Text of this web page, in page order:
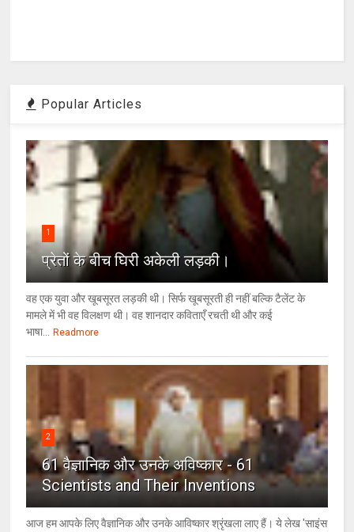
Popular Articles
1
प्रेतों के बीच घिरी अकेली लड़की।
वह एक युवा और खूबसूरत लड़की थी। सिर्फ खूबसूरती ही नहीं बल्कि टैलेंट के
मामले में भी वह विलक्षण थी। वह शानदार कविताएँ रचती थी और कई
भाषा...
Readmore
2
61 वैज्ञानिक और उनके अविष्कार - 61
Scientists and Their Inventions
आज हम आपके लिए वैज्ञानिक और उनके आविष्कार श्रृंखला लाए हैं। ये लेख 'साइंस